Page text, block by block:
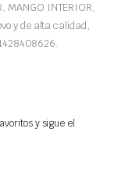
MANGO INTERIOR,
y de alta calidad,
y sigue el